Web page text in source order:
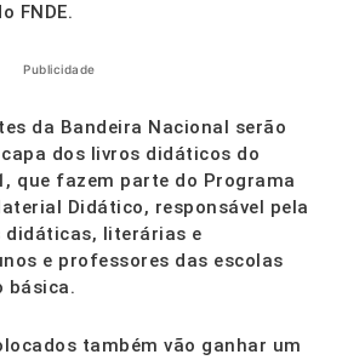
FNDE.
Publicidade
da Bandeira Nacional serão
dos livros didáticos do
que fazem parte do Programa
Didático, responsável pela
literárias e
e professores das escolas
básica.
também vão ganhar um